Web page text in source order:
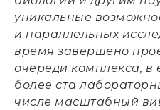
уникальные
и параллельных
время завершено
очереди комплекса, в
более ста
числе масштабный